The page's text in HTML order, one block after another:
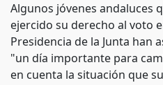
Algunos jóvenes andaluces
ejercido su derecho al voto
Presidencia de la Junta han
"un día importante para
en cuenta la situación que